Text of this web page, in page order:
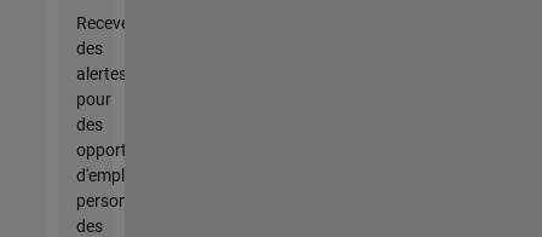
Recevez
des
alertes
pour
des
opportunités
d'emploi
personnalisées,
des